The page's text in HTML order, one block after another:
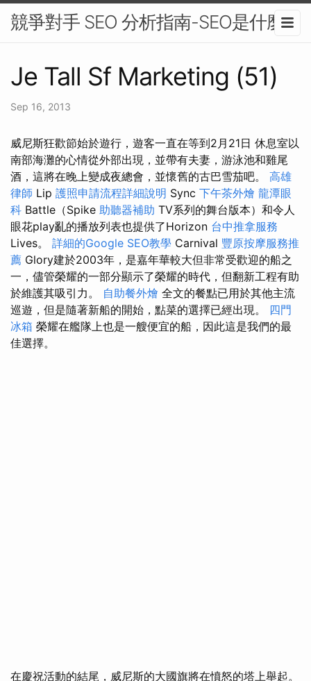
競爭對手 SEO 分析指南-SEO是什麼
Je Tall Sf Marketing (51)
Sep 16, 2013
威尼斯狂歡節始於遊行，遊客一直在等到2月21日 休息室以
南部海灘的心情從外部出現，並帶有夫妻，游泳池和雞尾
酒，這將在晚上變成夜總會，並懷舊的古巴雪茄吧。 高雄
律師 Lip 護照申請流程詳細說明 Sync 下午茶外燴 龍潭眼
科 Battle（Spike 助聽器補助 TV系列的舞台版本）和令人
眼花play亂的播放列表也提供了Horizo​​n 台中推拿服務
Lives。 詳細的Google SEO教學 Carnival 豐原按摩服務推
薦 Glory建於2003年，是嘉年華較大但非常受歡迎的船之
一，儘管榮耀的一部分顯示了榮耀的時代，但翻新工程有助
於維護其吸引力。 自助餐外燴 全文的餐點已用於其他主流
巡遊，但是隨著新船的開始，點菜的選擇已經出現。 四門
冰箱 榮耀在艦隊上也是一艘便宜的船，因此這是我們的最
佳選擇。
在慶祝活動的結尾，威尼斯的大國旗將在憤怒的塔上舉起。